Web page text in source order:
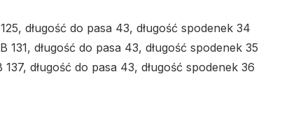
długość do pasa 43, długość spodenek 34
długość do pasa 43, długość spodenek 35
długość do pasa 43, długość spodenek 36